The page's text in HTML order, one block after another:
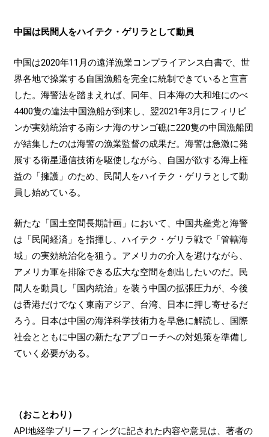
中国は民間人をハイテク・ゲリラとして動員
中国は2020年11月の遠洋漁業コンプライアンス白書で、世
界各地で操業する自国漁船を完全に統制できていると宣言
した。海警法を踏まえれば、同年、日本海の大和堆にのべ
4400隻の違法中国漁船が到来し、翌2021年3月にフィリピ
ンが実効統治する南シナ海のサンゴ礁に220隻の中国漁船団
が結集したのは海警の漁業監督の成果だ。海警は急激に発
展する衛星通信技術を駆使しながら、自国が欲する海上権
益の「擁護」のため、民間人をハイテク・ゲリラとして動
員し始めている。
新たな「国土空間長期計画」において、中国共産党と海警
は「民間経済」を指揮し、ハイテク・ゲリラ戦で「管轄海
域」の実効統治化を狙う。アメリカの介入を避けながら、
アメリカ軍を排除できる広大な空間を創出したいのだ。民
間人を動員し「国内統治」を装う中国の拡張圧力が、今後
は香港だけでなく東南アジア、台湾、日本に押し寄せるだ
ろう。日本は中国の海洋科学技術力を早急に解読し、国際
社会とともに中国の新たなアプローチへの対処策を準備し
ていく必要がある。
（おことわり）
API地経学ブリーフィングに記された内容や意見は、著者の